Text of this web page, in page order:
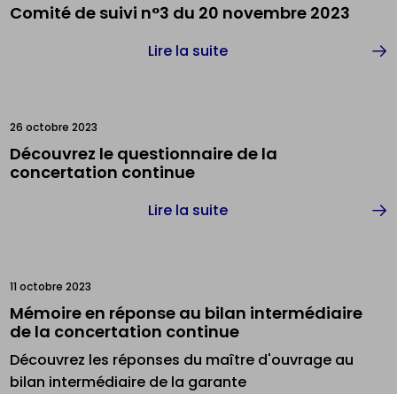
Comité de suivi n°3 du 20 novembre 2023
Lire la suite
26 octobre 2023
Découvrez le questionnaire de la
concertation continue
Lire la suite
11 octobre 2023
Mémoire en réponse au bilan intermédiaire
de la concertation continue
Découvrez les réponses du maître d'ouvrage au
bilan intermédiaire de la garante